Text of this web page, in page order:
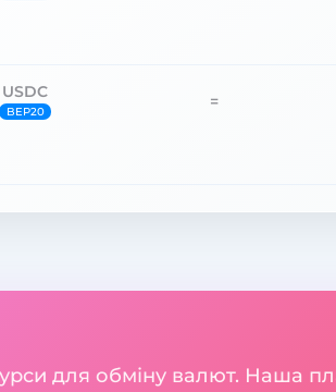
USDC
BEP20 =
для обміну валют. Наша